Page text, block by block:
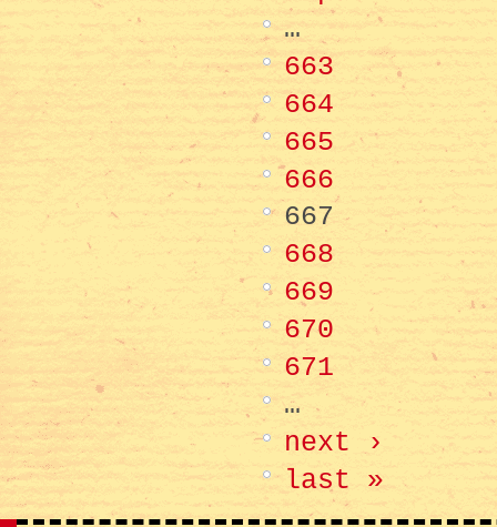
…
663
664
665
666
667
668
669
670
671
…
next ›
last »